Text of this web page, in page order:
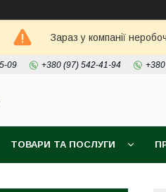
Зараз у компанії
09 +380 (97) 542-41-94
ТОВАРИ ТА ПОСЛУГИ